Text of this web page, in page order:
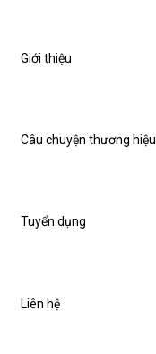
Giới thiệu
Câu chuyện thương hiệu
Tuyển dụng
Liên hệ